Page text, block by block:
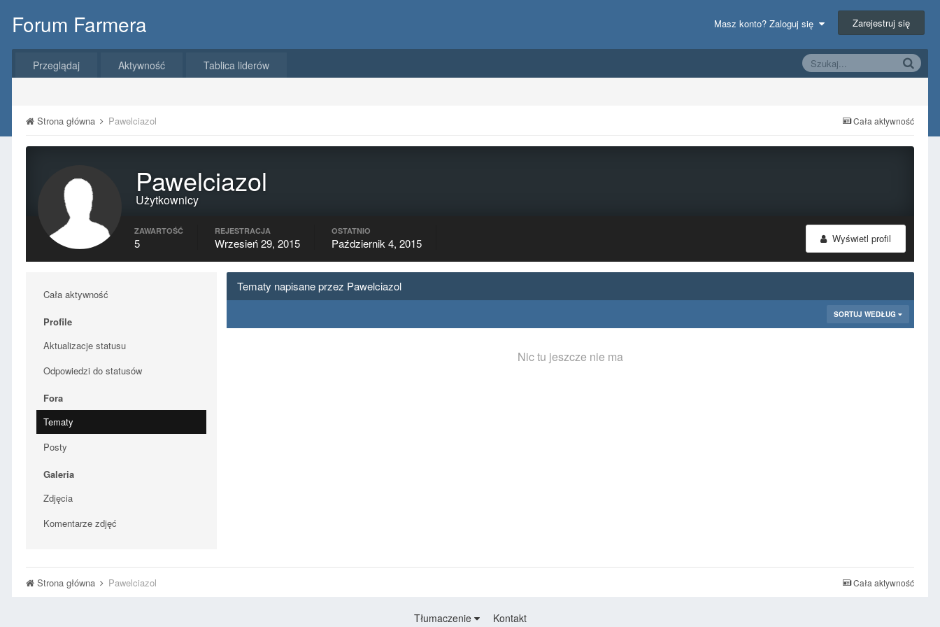
Forum Farmera Masz konto? Zaloguj się Zarejestruj się
Przeglądaj Aktywność Tablica liderów
Cała aktywność
Strona główna Pawelciazol
Pawelciazol
Użytkownicy
Wyświetl profil
ZAWARTOŚĆ
5
REJESTRACJA
Wrzesień 29, 2015
OSTATNIO
Październik 4, 2015
Cała aktywność
Profile
Aktualizacje statusu
Odpowiedzi do statusów
Fora
Tematy
Posty
Galeria
Zdjęcia
Komentarze zdjęć
Tematy napisane przez Pawelciazol
SORTUJ WEDŁUG
Nic tu jeszcze nie ma
Cała aktywność
Strona główna Pawelciazol
Tłumaczenie Kontakt